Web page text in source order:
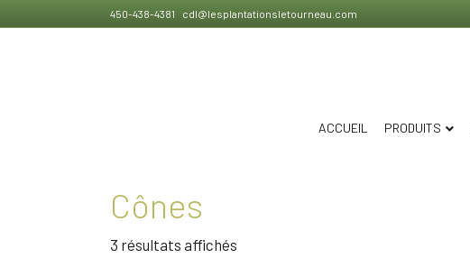
450-438-4381 cdl@lesplantationsletourneau.com
ACCUEIL PRODUITS
Cônes
3 résultats affichés